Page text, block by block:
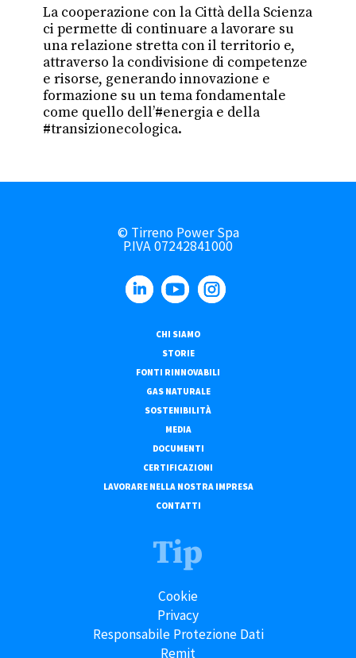
La cooperazione con la Città della Scienza
ci permette di continuare a lavorare su
una relazione stretta con il territorio e,
attraverso la condivisione di competenze
e risorse, generando innovazione e
formazione su un tema fondamentale
come quello dell’#energia e della
#transizionecologica.
© Tirreno Power Spa
P.IVA 07242841000
CHI SIAMO
STORIE
FONTI RINNOVABILI
GAS NATURALE
SOSTENIBILITÀ
MEDIA
DOCUMENTI
CERTIFICAZIONI
LAVORARE NELLA NOSTRA IMPRESA
CONTATTI
Tip
Cookie
Privacy
Responsabile Protezione Dati
Remit